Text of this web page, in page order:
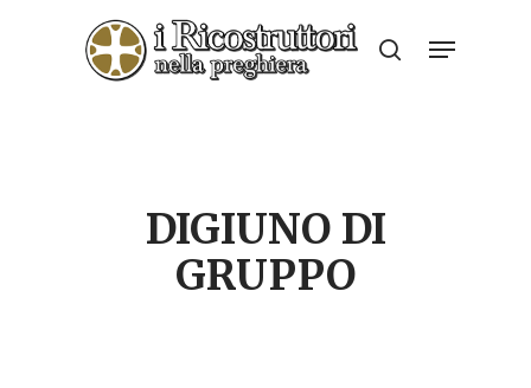
search
Menu
DIGIUNO DI
GRUPPO